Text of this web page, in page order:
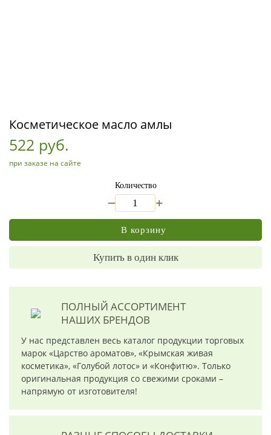
Косметическое масло амлы
522 руб.
при заказе на сайте
Количество
+
В корзину
Купить в один клик
ПОЛНЫЙ АССОРТИМЕНТ
НАШИХ БРЕНДОВ
У нас представлен весь каталог продукции торговых
марок «Царство ароматов», «Крымская живая
косметика», «Голубой лотос» и «Конфитю». Только
оригинальная продукция со свежими сроками –
напрямую от изготовителя!